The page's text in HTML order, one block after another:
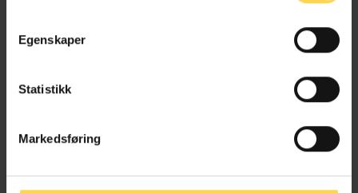
Egenskaper
Statistikk
Markedsføring